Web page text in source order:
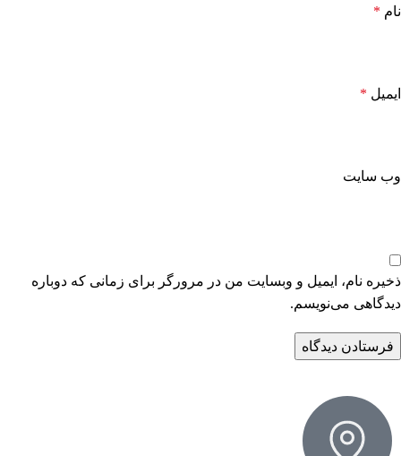
نام *
ایمیل *
وب‌ سایت
ذخیره نام، ایمیل و وبسایت من در مرورگر برای زمانی که دوباره
دیدگاهی می‌نویسم.